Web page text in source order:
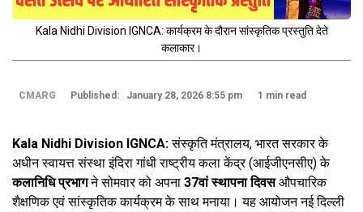
Kala Nidhi Division IGNCA: कार्यक्रम के दौरान सांस्कृतिक प्रस्तुति देते
कलाकार।
CMARG Published: January 28, 2026 8:55 pm 1 min read
Kala Nidhi Division IGNCA:संस्कृति मंत्रालय, भारत सरकार के
अधीन स्वायत्त संस्था इंदिरा गांधी राष्ट्रीय कला केंद्र (आईजीएनसीए) के
कलानिधि प्रभागने सोमवार को अपना 37वां स्थापना दिवसऔपचारिक
शैक्षणिक एवं सांस्कृतिक कार्यक्रम के साथ मनाया। यह आयोजन नई दिल्ली